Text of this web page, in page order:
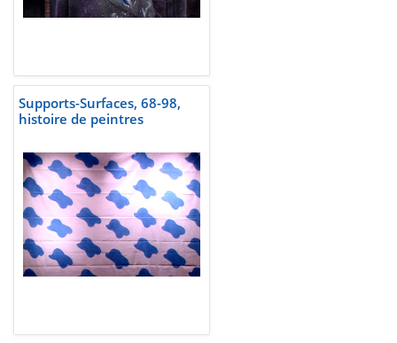
Supports-Surfaces, 68-98,
histoire de peintres